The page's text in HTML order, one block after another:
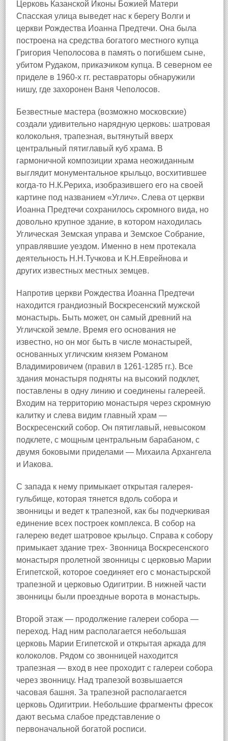
Церковь Казанской Иконы Божией Матери
Спасская улица выведет нас к берегу Волги и
церкви Рождества Иоанна Предтечи. Она была
построена на средства богатого местного купца
Григория Чеполосова в память о погибшем сыне,
убитом Рудаком, приказчиком купца. В северном ее
приделе в 1960-х гг. реставраторы обнаружили
нишу, где захоронен Ваня Чеполосов.
Безвестные мастера (возможно московские)
создали удивительно нарядную церковь: шатровая
колокольня, трапезная, вытянутый вверх
центральный пятиглавый куб храма. В
гармоничной композиции храма неожиданным
выглядит монументальное крыльцо, восхитившее
когда-то Н.К.Рериха, изобразившего его на своей
картине под названием «Углич». Слева от церкви
Иоанна Предтечи сохранилось скромного вида, но
довольно крупное здание, в котором находилась
Углическая Земская управа и Земское Собрание,
управлявшие уездом. Именно в нем протекала
деятельность Н.Н.Тучкова и К.Н.Еврейнова и
других известных местных земцев.
Напротив церкви Рождества Иоанна Предтечи
находится грандиозный Воскресенский мужской
монастырь. Быть может, он самый древний на
Угличской земле. Время его основания не
известно, но он мог быть в числе монастырей,
основанных угличским князем Романом
Владимировичем (правил в 1261-1285 гг.). Все
здания монастыря подняты на высокий подклет,
поставлены в одну линию и соединены галереей.
Входим на территорию монастыря через скромную
калитку и слева видим главный храм —
Воскресенский собор. Он пятиглавый, невысоком
подклете, с мощным центральным барабаном, с
двумя боковыми приделами — Михаила Архангела
и Иакова.
С запада к нему примыкает открытая галерея-
гульбище, которая тянется вдоль собора и
звонницы и ведет к трапезной, как бы подчеркивая
единение всех построек комплекса. В собор на
галерею ведет шатровое крыльцо. Справа к собору
примыкает здание трех- Звонница Воскресенского
монастыря пролетной звонницы с церковью Марии
Египетской, которое соединяет его с монастырской
трапезной и церковью Одигитрии. В нижней части
звонницы были проездные ворота в монастырь.
Второй этаж — продолжение галереи собора —
переход. Над ним располагается небольшая
церковь Марии Египетской и открытая аркада для
колоколов. Рядом со звонницей находится
трапезная — вход в нее проходит с галереи собора
через звонницу. Над трапезой возвышается
часовая башня. За трапезной располагается
церковь Одигитрии. Небольшие фрагменты фресок
дают весьма слабое представление о
первоначальной богатой росписи.